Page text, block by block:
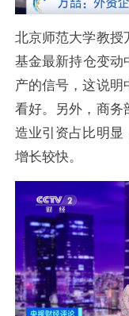
北京师范大学教授
基金最新持仓变动
产的信号，这说明
看好。另外，商务
造业引资占比明显
增长较快。